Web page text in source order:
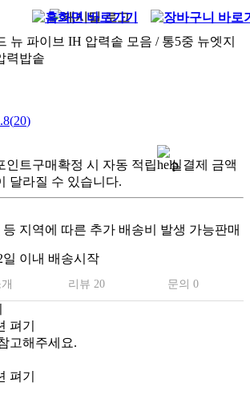
뉴 파이브 IH 압력솥 모음 / 통5중 뉴엣지
력밥솥
(20)
인트구매확정 시 자동 적립
실결제 금액
달라질 수 있습니다.
등 지역에 따른 추가 배송비 발생 가능판매
일 이내 배송시작
리뷰 20 문의 0
고해주세요.